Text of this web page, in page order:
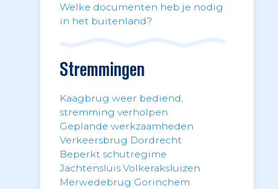
Welke documenten heb je nodig
in het buitenland?
Stremmingen
Kaagbrug weer bediend,
stremming verholpen
Geplande werkzaamheden
Verkeersbrug Dordrecht
Beperkt schutregime
Jachtensluis Volkeraksluizen
Merwedebrug Gorinchem